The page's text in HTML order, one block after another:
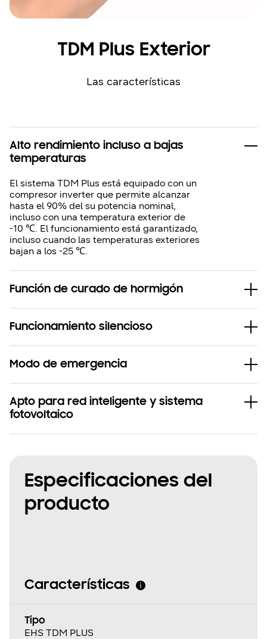
TDM Plus Exterior
Las características
Alto rendimiento incluso a bajas
temperaturas
El sistema TDM Plus está equipado con un
compresor inverter que permite alcanzar
hasta el 90% del su potencia nominal,
incluso con una temperatura exterior de
-10 ℃. El funcionamiento está garantizado,
incluso cuando las temperaturas exteriores
bajan a los -25 ℃.
Función de curado de hormigón
Funcionamiento silencioso
Modo de emergencia
Apto para red inteligente y sistema
fotovoltaico
Especificaciones del
producto
Características
Tipo
EHS TDM PLUS